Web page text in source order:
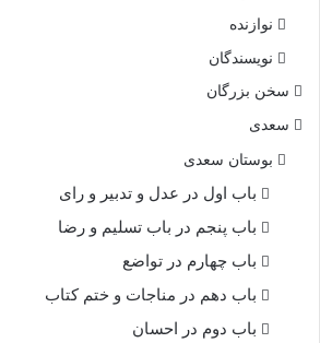
نوازنده
نویسندگان
سخن بزرگان
سعدی
بوستان سعدی
باب اول در عدل و تدبیر و رای
باب پنجم در باب تسلیم و رضا
باب چهارم در تواضع
باب دهم در مناجات و ختم کتاب
باب دوم در احسان